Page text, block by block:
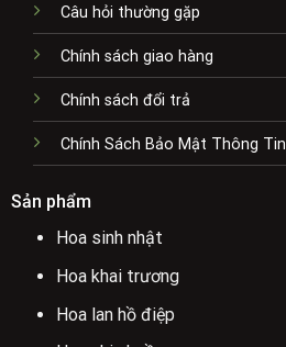
Câu hỏi thường gặp
Chính sách giao hàng
Chính sách đổi trả
Chính Sách Bảo Mật Thông Tin
Sản phẩm
Hoa sinh nhật
Hoa khai trương
Hoa lan hồ điệp